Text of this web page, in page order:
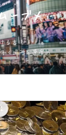
ーブメ
る方法 Apple
く場所と速度の